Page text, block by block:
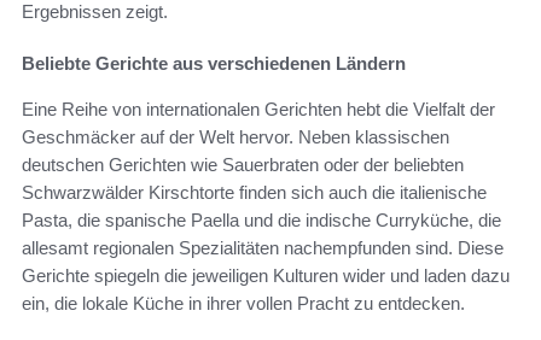
Ergebnissen zeigt.
Beliebte Gerichte aus verschiedenen Ländern
Eine Reihe von internationalen Gerichten hebt die Vielfalt der
Geschmäcker auf der Welt hervor. Neben klassischen
deutschen Gerichten wie Sauerbraten oder der beliebten
Schwarzwälder Kirschtorte finden sich auch die italienische
Pasta, die spanische Paella und die indische Curryküche, die
allesamt regionalen Spezialitäten nachempfunden sind. Diese
Gerichte spiegeln die jeweiligen Kulturen wider und laden dazu
ein, die lokale Küche in ihrer vollen Pracht zu entdecken.